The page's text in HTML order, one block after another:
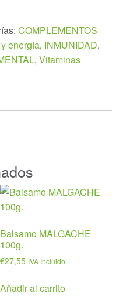
COMPLEMENTOS
energía, INMUNIDAD,
, Vitaminas
Balsamo MALGACHE
100g.
€27,55 IVA Incluido
Añadir al carrito